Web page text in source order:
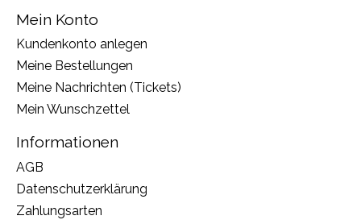
Mein Konto
Kundenkonto anlegen
Meine Bestellungen
Meine Nachrichten (Tickets)
Mein Wunschzettel
Informationen
AGB
Datenschutzerklärung
Zahlungsarten